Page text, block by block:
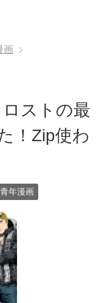
画
ストの最
！Zip使わ
青年漫画